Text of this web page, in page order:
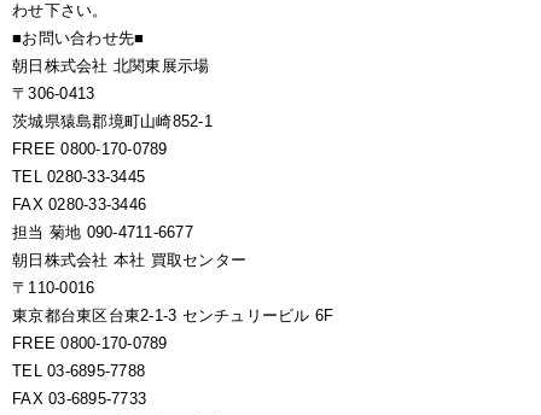
わせ下さい。
■お問い合わせ先■
朝日株式会社 北関東展示場
〒306-0413
茨城県猿島郡境町山崎852-1
FREE 0800-170-0789
TEL 0280-33-3445
FAX 0280-33-3446
担当 菊地 090-4711-6677
朝日株式会社 本社 買取センター
〒110-0016
東京都台東区台東2-1-3 センチュリービル 6F
FREE 0800-170-0789
TEL 03-6895-7788
FAX 03-6895-7733